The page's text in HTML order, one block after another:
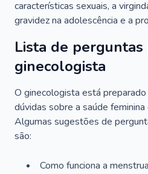
características sexuais, a
gravidez na adolescência e a
Lista de perguntas
ginecologista
O ginecologista está
dúvidas sobre a saúde
Algumas sugestões de
são:
Como funciona a